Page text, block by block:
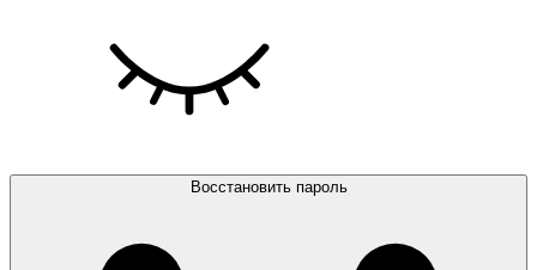
Восстановить пароль